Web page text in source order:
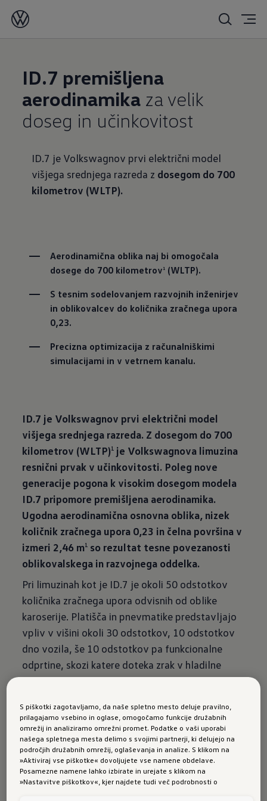
14. 06. 2023
ID.7 premišljena
aerodinamika za velik
doseg in učinkovitost
ID.7 je Volkswagnov prvi električni model
višjega srednjega razreda z dosegom do 700
kilometrov (WLTP).
Aerodinamična oblika naj bi omogočala
dosege do 700 kilometrov 1 (WLTP).
S tesnim sodelovanjem razvojnih inženirjev
in oblikovalcev do količnika zračnega upora
0,23.
Precizna optimizacija z računalniškimi
simulacijami in v vetrnem kanalu.
ID.7 je Volkswagnov prvi električni model
višjega srednjega razreda. Z dosegom do 700
kilometrov (WLTP)1
je Volkswagnova limuzina
resnični prvak v učinkovitosti. Poleg nove
generacije pogona k visokim dosegom modela
ID.7 pripomore premišljena aerodinamika.
Ugodna aerodinamična osnovna oblika, nizek
količnik zračnega upora 0,23 in čelna površina v
izmeri 2,46 m1
so rezultat tesne povezanosti
oblikovalskega in razvojnega oddelka.
Pri limuzinah kot je ID.7 je okoli 50 odstotkov
količnika zračnega upora odvisnih od oblike
karoserije. Platišča in pnevmatike predstavljajo
vpliv v višini okoli 30 odstotkov, 10 odstotkov
dno vozila, še 10 odstotkov pa funkcionalne
odprtine, skozi katere doteka zrak v hladilne
sisteme na sprednjem delu vozila. Novi ID.7 je
doslej, kar se že na prvi pogled odraža v silhueti
tega skoraj pet metrov dolgega avtomobila.
Volkswagnov oblikovalec Daniel Scharfschwerdt
je povedal: "Pri zasnovi modela ID.7 smo se
osredotočili na aerodinamiko, kot še pri
S piškotki zagotavljamo, da naše spletno mesto deluje pravilno,
prilagajamo vsebino in oglase, omogočamo funkcije družabnih
omrežij in analiziramo omrežni promet. Podatke o vaši uporabi
našega spletnega mesta delimo s svojimi partnerji, ki delujejo na
področjih družabnih omrežij, oglaševanja in analize. S klikom na
»Aktiviraj vse piškotke« dovoljujete vse namene obdelave.
Posamezne namene lahko izbirate in urejate s klikom na
»Nastavitve piškotkov«, kjer najdete tudi več podrobnosti o